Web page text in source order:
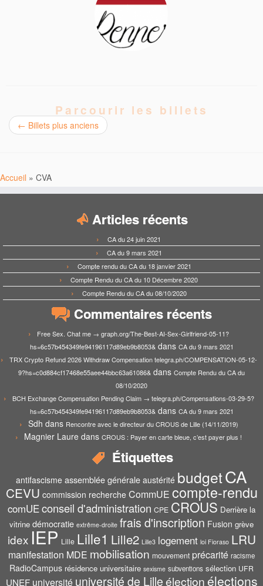
Parcourir les billets
← Billets plus anciens
Accueil » CVA
Articles récents
CA du 24 juin 2021
CA du 9 mars 2021
Compte rendu du CA du 18 janvier 2021
Compte Rendu du CA du 10 Décembre 2020
Compte Rendu du CA du 08/10/2020
Commentaires récents
Free Sex. Chat me → graph.org/The-Best-AI-Sex-Girlfriend-05-11?
hs=6c57b454349fe94196117d89eb9b8053&dans CA du 9 mars 2021
TRX Crypto Refund 2026 Withdraw Compensation telegra.ph/COMPENSATION-05-12-
9?hs=c0d884cf17468e55aee44bbc63a61086& dans Compte Rendu du CA du
08/10/2020
BCH Exchange Compensation Pending Claim → telegra.ph/Compensations-03-29-5?
hs=6c57b454349fe94196117d89eb9b8053&dans CA du 9 mars 2021
Sdh dans Rencontre avec le directeur du CROUS de Lille (14/11/2019)
Magnier Laure dans CROUS : Payer en carte bleue, c’est payer plus !
Étiquettes
antifascisme assemblée générale austérité budgetCA
CEVU commission recherche CommUE compte-rendu
comUEconseil d'administration CPE CROUS Derrière la
vitrine démocratie extrême-droite frais d'inscription Fusion grève
idex IEP Lille Lille1 Lille2 Lille3 logement loi Fioraso LRU
manifestation MDE mobilisation mouvement précarité racisme
RadioCampus résidence universitaire sexisme subventions sélection UFR
UNEF université université de Lilleélection élections